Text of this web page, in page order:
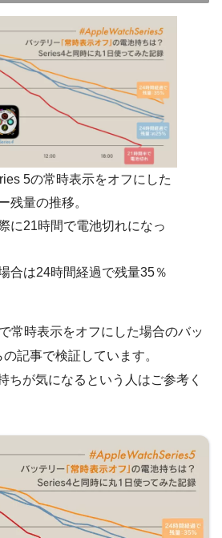
5の常時表示をオフにした
残量の推移。
に21時間で電池切れになっ
合は24時間経過で残量35％
常時表示をオフにした場合のバッ
記事で検証しています。
ちが気になるという人はご参考く